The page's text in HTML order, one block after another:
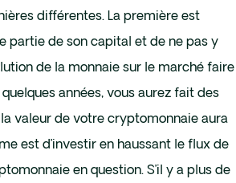
différentes. La première est
partie de son capital et de ne pas y
de la monnaie sur le marché faire
années, vous aurez fait des
valeur de votre cryptomonnaie aura
est d’investir en haussant le flux de
en question. S’il y a plus de